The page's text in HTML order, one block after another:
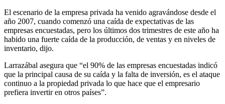
El escenario de la empresa privada ha venido agravándose desde el
año 2007, cuando comenzó una caída de expectativas de las
empresas encuestadas, pero los últimos dos trimestres de este año ha
habido una fuerte caída de la producción, de ventas y en niveles de
inventario, dijo.
Larrazábal asegura que “el 90% de las empresas encuestadas indicó
que la principal causa de su caída y la falta de inversión, es el ataque
continuo a la propiedad privada lo que hace que el empresario
prefiera invertir en otros países”.